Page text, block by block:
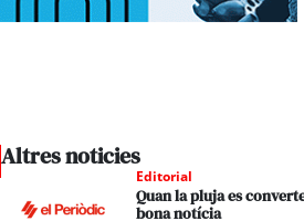
Altres noticies
Editorial
Quan la pluja es
bona notícia